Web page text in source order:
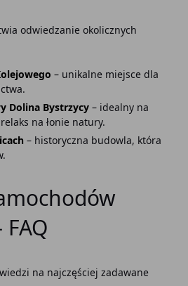
odwiedzanie okolicznych
– unikalne miejsce dla
Dolina Bystrzycy– idealny na
na łonie natury.
– historyczna budowla, która
na najczęściej zadawane